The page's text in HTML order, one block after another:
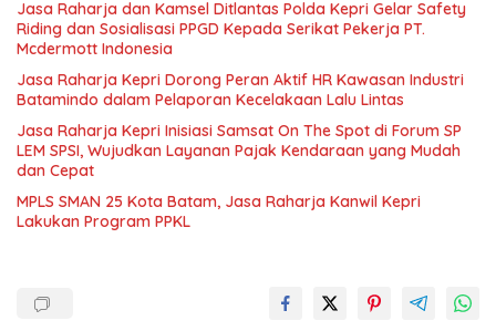
Jasa Raharja dan Kamsel Ditlantas Polda Kepri Gelar Safety
Riding dan Sosialisasi PPGD Kepada Serikat Pekerja PT.
Mcdermott Indonesia
Jasa Raharja Kepri Dorong Peran Aktif HR Kawasan Industri
Batamindo dalam Pelaporan Kecelakaan Lalu Lintas
Jasa Raharja Kepri Inisiasi Samsat On The Spot di Forum SP
LEM SPSI, Wujudkan Layanan Pajak Kendaraan yang Mudah
dan Cepat
MPLS SMAN 25 Kota Batam, Jasa Raharja Kanwil Kepri
Lakukan Program PPKL